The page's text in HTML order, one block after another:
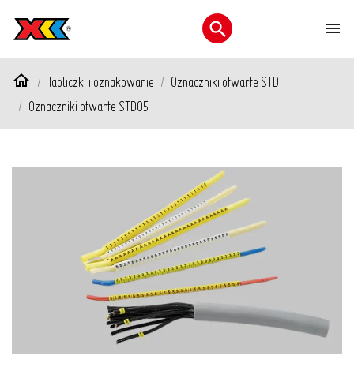
Otwórz menu
Tabliczki i oznakowanie
Oznaczniki otwarte STD
Oznaczniki otwarte STD05